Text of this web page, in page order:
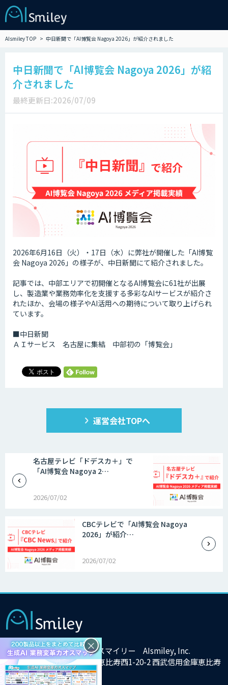
AIsmiley TOP 中日新聞で「AI博覧会 Nagoya 2026」が紹介されました
中日新聞で「AI博覧会 Nagoya 2026」が紹
介されました
最終更新日:2026/07/09
2026年6月16日（火）・17日（水）に弊社が開催した「AI博覧
会 Nagoya 2026」の様子が、中日新聞にて紹介されました。
記事では、中部エリアで初開催となるAI博覧会に61社が出展
し、製造業や業務効率化を支援する多彩なAIサービスが紹介さ
れたほか、会場の様子やAI活用への期待について取り上げられ
ています。
■中日新聞
ＡＩサービス 名古屋に集結 中部初の「博覧会」
運営会社TOPへ
名古屋テレビ「ドデスカ＋」で
「AI博覧会 Nagoya 2…
2026/07/02
CBCテレビで「AI博覧会 Nagoya
2026」が紹介…
2026/07/02
株式会社アイスマイリー AIsmiley, Inc.
東京都渋谷区恵比寿西1-20-2 西武信用金庫恵比寿
ビル9F
×